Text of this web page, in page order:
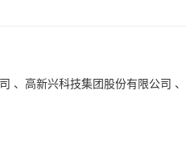
、 高新兴科技集团股份有限公司 、